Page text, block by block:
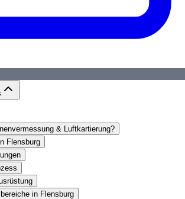
& Luftkartierung?
Flensburg
in Flensburg